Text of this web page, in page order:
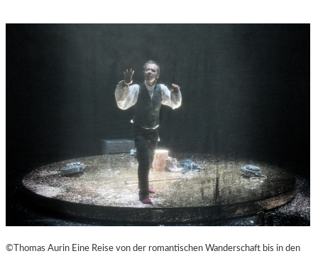
©Thomas Aurin Eine Reise von der romantischen Wanderschaft bis in den